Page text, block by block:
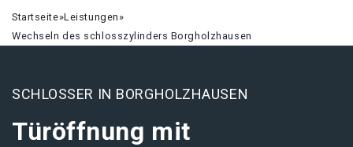
Startseite»Leistungen»
Wechseln des schlosszylinders Borgholzhausen
SCHLOSSER IN BORGHOLZHAUSEN
Türöffnung mit